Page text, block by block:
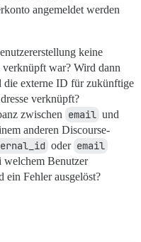
angemeldet werden
keine
war? Wird dann
die externe ID für zukünftige
verknüpft?
zwischen email und
anderen Discourse-
oder email
welchem Benutzer
ein Fehler ausgelöst?